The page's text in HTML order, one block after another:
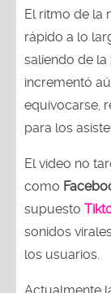
El ritmo de la
rápido a lo
saliendo de la
incrementó
equivocarse,
para los
El video no
como
supuesto
sonidos
los usuarios.